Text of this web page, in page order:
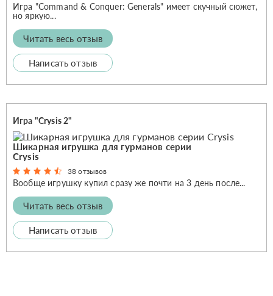
Игра "Command & Conquer: Generals" имеет скучный сюжет,
но яркую...
Читать весь отзыв
Написать отзыв
Игра "Crysis 2"
Шикарная игрушка для гурманов серии
Crysis
38 отзывов
Вообще игрушку купил сразу же почти на 3 день после...
Читать весь отзыв
Написать отзыв